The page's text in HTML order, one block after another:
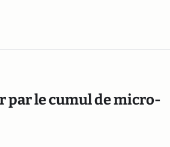
par le cumul de micro-